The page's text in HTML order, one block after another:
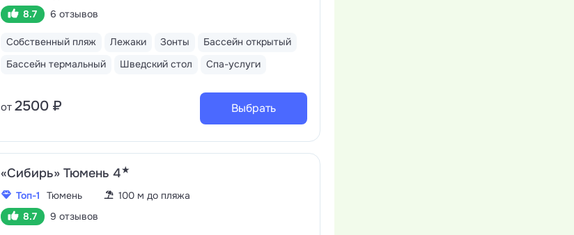
8.7
6 отзывов
Собственный пляж Лежаки Зонты
Бассейн открытый
Бассейн термальный
Шведский стол Спа-услуги
от 2500 ₽ Выбрать
«Сибирь» Тюмень 4★
Топ-1 Тюмень
100 м до пляжа
8.7
9 отзывов